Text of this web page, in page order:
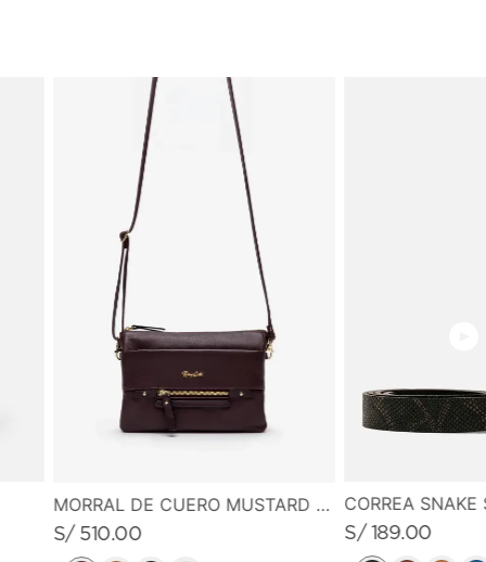
Ver guía de tallas
MORRAL DE CUERO MUSTARD MUSE
S/ 510.00
CORREA SNAKE
S/ 189.00